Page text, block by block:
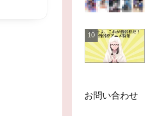
お問い合わせ